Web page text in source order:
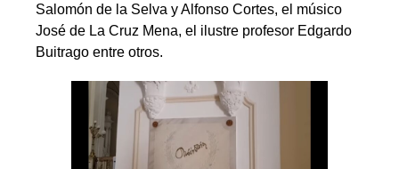
Salomón de la Selva y Alfonso Cortes, el músico
José de La Cruz Mena, el ilustre profesor Edgardo
Buitrago entre otros.